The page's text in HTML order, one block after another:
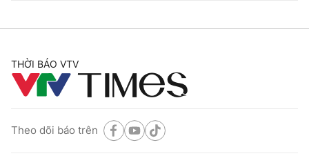
THỜI BÁO VTV
Theo dõi báo trên